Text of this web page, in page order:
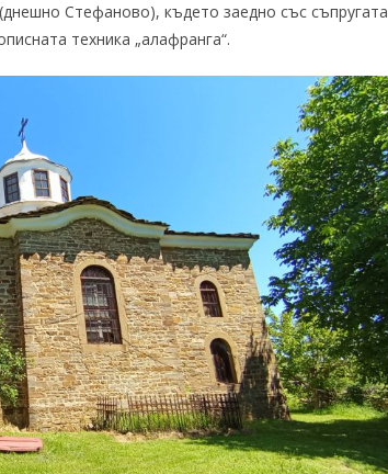
Стефаново), където заедно със съпругата
техника „алафранга“.